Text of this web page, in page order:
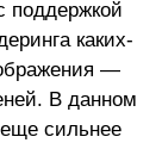
поддержкой
каких-
—
В данном
сильнее